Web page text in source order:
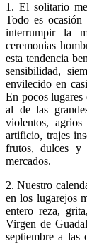
1. El solitario
Todo es ocasión
interrumpir la
ceremonias
esta tendencia
sensibilidad,
envilecido en
En pocos
al de las
violentos,
artificio, trajes
frutos, dulces y
mercados.
2. Nuestro
en los lugarejos
entero reza,
Virgen de
septiembre a las